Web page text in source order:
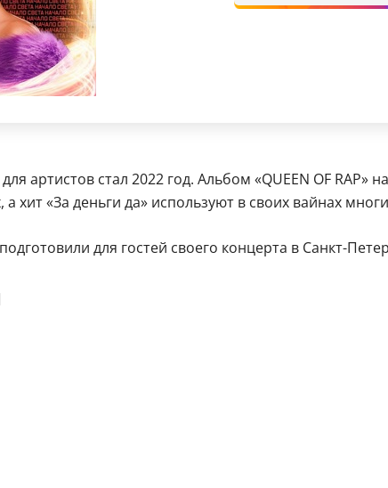
артистов стал 2022 год. Альбом «QUEEN OF
хит «За деньги да» используют в своих вайнах
для гостей своего концерта в Санкт-